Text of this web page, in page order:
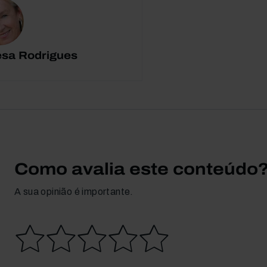
Rodrigues
Como avalia este
A sua opinião é importante.